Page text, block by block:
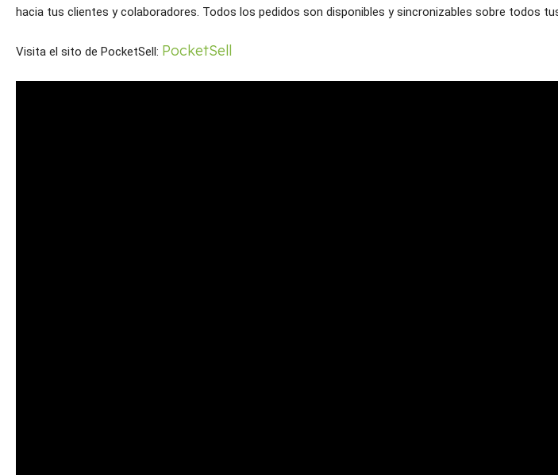
hacia tus clientes y colaboradores. Todos los pedidos son disponibles y sincronizables sobre todos
Visita el sito de PocketSell: PocketSell